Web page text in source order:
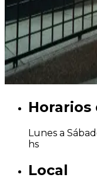
Lunes a
hs
Local